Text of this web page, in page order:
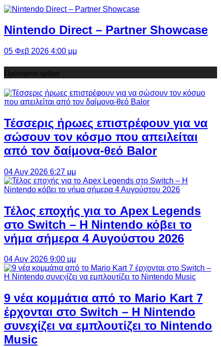
Nintendo Direct – Partner Showcase
05 Φεβ 2026 4:00 μμ
Πρόσφατα άρθρα
Τέσσερις ήρωες επιστρέφουν για να
σώσουν τον κόσμο που απειλείται
από τον δαίμονα-θεό Balor
04 Αυγ 2026 6:27 μμ
Τέλος εποχής για το Apex Legends
στο Switch – Η Nintendo κόβει το
νήμα σήμερα 4 Αυγούστου 2026
04 Αυγ 2026 9:00 μμ
9 νέα κομμάτια από το Mario Kart 7
έρχονται στο Switch – Η Nintendo
συνεχίζει να εμπλουτίζει το Nintendo
Music